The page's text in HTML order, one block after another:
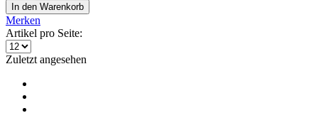
In den Warenkorb
Merken
Artikel pro Seite:
Zuletzt angesehen